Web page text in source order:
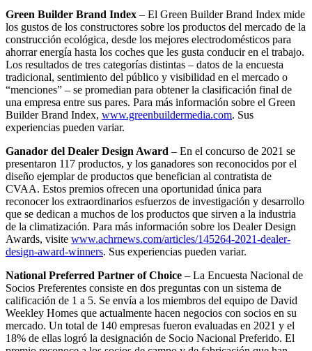
Green Builder Brand Index – El Green Builder Brand Index mide
los gustos de los constructores sobre los productos del mercado de la
construcción ecológica, desde los mejores electrodomésticos para
ahorrar energía hasta los coches que les gusta conducir en el trabajo.
Los resultados de tres categorías distintas – datos de la encuesta
tradicional, sentimiento del público y visibilidad en el mercado o
“menciones” – se promedian para obtener la clasificación final de
una empresa entre sus pares. Para más información sobre el Green
Builder Brand Index, www.greenbuildermedia.com. Sus
experiencias pueden variar.
Ganador del Dealer Design Award – En el concurso de 2021 se
presentaron 117 productos, y los ganadores son reconocidos por el
diseño ejemplar de productos que benefician al contratista de
CVAA. Estos premios ofrecen una oportunidad única para
reconocer los extraordinarios esfuerzos de investigación y desarrollo
que se dedican a muchos de los productos que sirven a la industria
de la climatización. Para más información sobre los Dealer Design
Awards, visite www.achrnews.com/articles/145264-2021-dealer-
design-award-winners. Sus experiencias pueden variar.
National Preferred Partner of Choice – La Encuesta Nacional de
Socios Preferentes consiste en dos preguntas con un sistema de
calificación de 1 a 5. Se envía a los miembros del equipo de David
Weekley Homes que actualmente hacen negocios con socios en su
mercado. Un total de 140 empresas fueron evaluadas en 2021 y el
18% de ellas logró la designación de Socio Nacional Preferido. El